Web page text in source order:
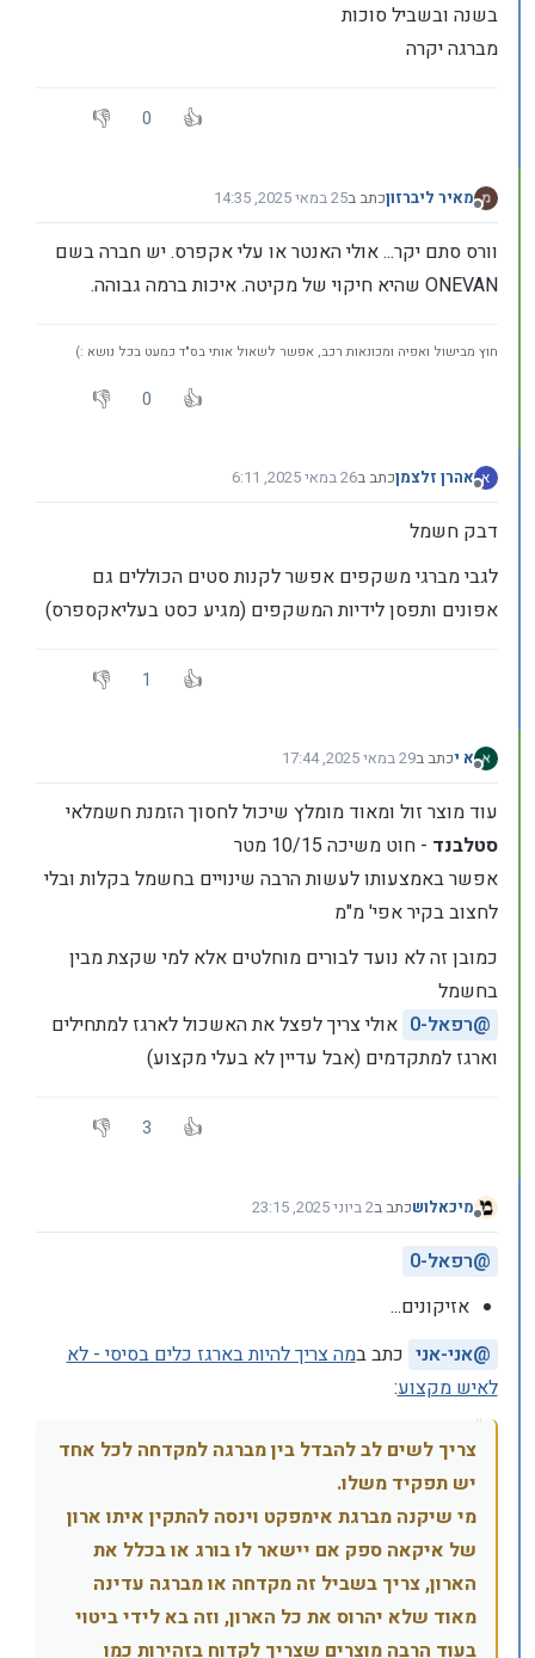
בשנה ובשביל סוכות
מברגה יקרה
0
מנותק
מאיר ליברזוןכתב ב25 במאי 2025, 14:35
נערך לאחרונה על ידי
וורס סתם יקר... אולי האנטר או עלי אקפרס. יש חברה בשם
ONEVAN שהיא חיקוי של מקיטה. איכות ברמה גבוהה.
חוץ מבישול ואפיה ומכונאות רכב, אפשר לשאול אותי בס"ד כמעט בכל נושא :)
0
א
מנותק
אהרן זלצמןכתב ב26 במאי 2025, 6:11
נערך לאחרונה על ידי
דבק חשמל
לגבי מברגי משקפים אפשר לקנות סטים הכוללים גם
אפונים ותפסן לידיות המשקפים (מגיע כסט בעליאקספרס)
1
מנותק
א יכתב ב29 במאי 2025, 17:44
נערך לאחרונה על ידי א י
עוד מוצר זול ומאוד מומלץ שיכול לחסוך הזמנת חשמלאי
סטלבנד - חוט משיכה 10/15 מטר
אפשר באמצעותו לעשות הרבה שינויים בחשמל בקלות ובלי
לחצוב בקיר אפי' מ"מ
כמובן זה לא נועד לבורים מוחלטים אלא למי שקצת מבין
בחשמל
@רפאל-0
אולי צריך לפצל את האשכול לארגז למתחילים
וארגז למתקדמים (אבל עדיין לא בעלי מקצוע)
3
מנותק
מיכאלושכתב ב2 ביוני 2025, 23:15
נערך לאחרונה על ידי
@רפאל-0
אזיקונים...
@אני-אני כתב במה צריך להיות בארגז כלים בסיסי - לא
לאיש מקצוע:
צריך לשים לב להבדל בין מברגה למקדחה לכל אחד
יש תפקיד משלו.
מי שיקנה מברגת אימפקט וינסה להתקין איתו ארון
של איקאה ספק אם יישאר לו בורג או בכלל את
הארון, צריך בשביל זה מקדחה או מברגה עדינה
מאוד שלא יהרוס את כל הארון, וזה בא לידי ביטוי
בעוד הרבה מוצרים שצריך לקדוח בזהירות כמו